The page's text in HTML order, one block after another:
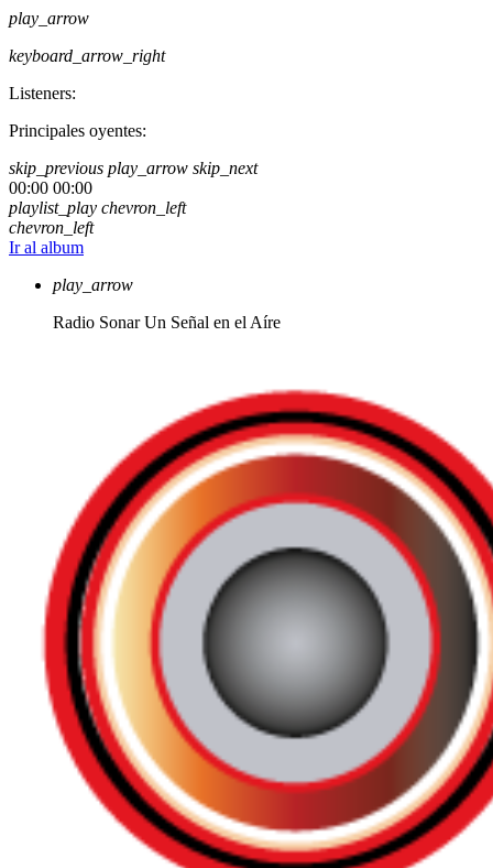
play_arrow
keyboard_arrow_right
Listeners:
Principales oyentes:
skip_previous play_arrow skip_next
00:00 00:00
playlist_play chevron_left
chevron_left
Ir al album
play_arrow
Radio Sonar Un Señal en el Aíre